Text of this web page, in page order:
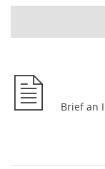
Brief an